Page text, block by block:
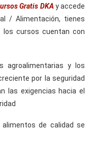
Gratis DKA y accede
/ Alimentación, tienes
los cursos cuentan con
agroalimentarias y los
por la seguridad
las exigencias hacia el
de calidad se